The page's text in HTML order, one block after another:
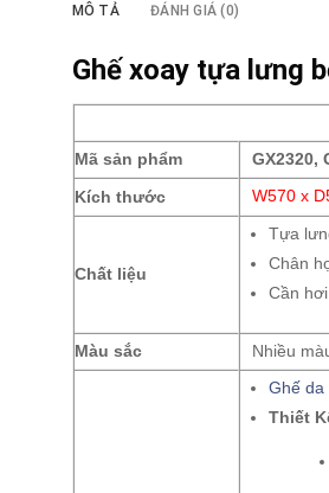
MÔ TẢ ĐÁNH GIÁ (0)
Ghế xoay tựa lưng
Mã sản phẩm GX2320,
Kích thước W570 x
Chất liệu
Tựa
Chân
Cần
Màu sắc Nhiều
Ghế da
Thiết